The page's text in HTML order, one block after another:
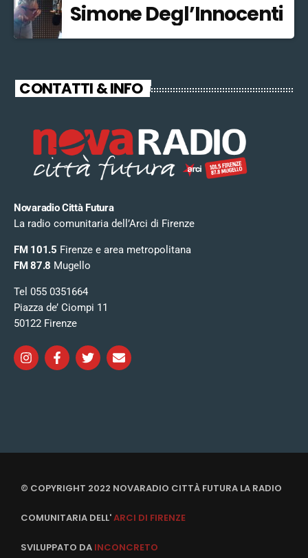
Simone Degl’Innocenti
CONTATTI & INFO
Novaradio Città Futura
La radio comunitaria dell’Arci di Firenze
FM 101.5 Firenze e area metropolitana
FM 87.8 Mugello
Tel 055 0351664
Piazza de’ Ciompi 11
50122 Firenze
© COPYRIGHT 2022 NOVARADIO CITTÀ FUTURA LA RADIO
COMUNITARIA DELL'ARCI DI FIRENZE
SVILUPPATO DA INCONCRETO